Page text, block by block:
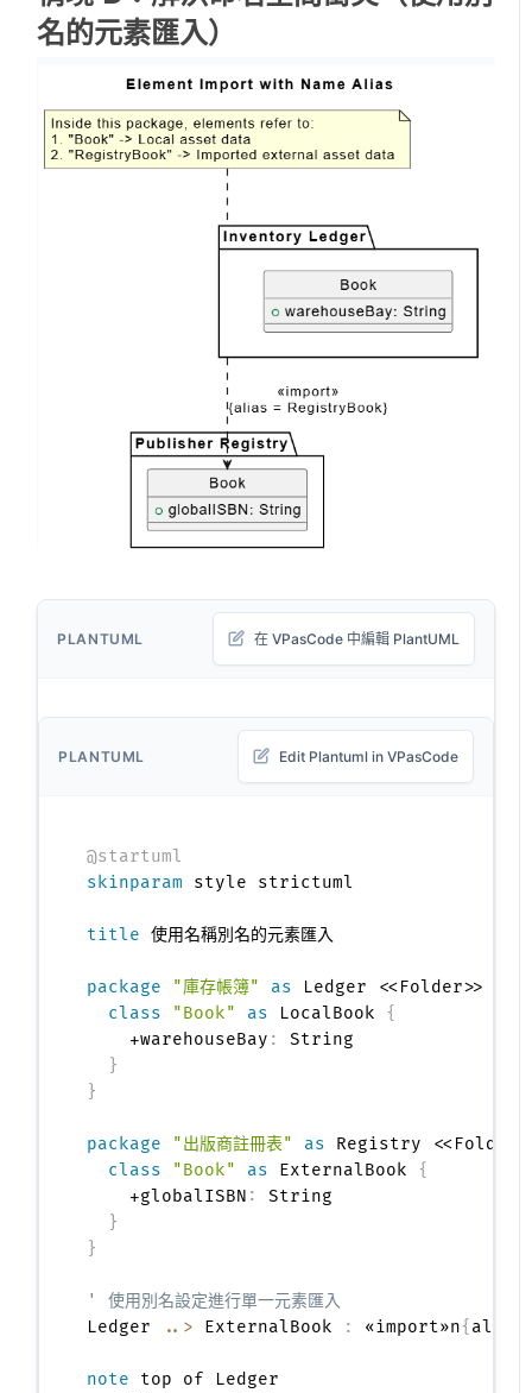
名的元素匯入）
PLANTUML 在 VPasCode 中編輯 PlantUML
PLANTUML Edit Plantuml in VPasCode
@startuml
skinparam style strictuml
title 使用名稱別名的元素匯入
package "庫存帳簿" as Ledger <<Folder>>
class
"Book" as LocalBook {
    +warehouseBay
:
String
}
}
package "出版商註冊表" as Registry
class
"Book" as ExternalBook {
    +globalISBN
:
String
}
}
' 使用別名設定進行單一元素匯入
Ledger
..> ExternalBook : «import»n{ alias
note top of Ledger